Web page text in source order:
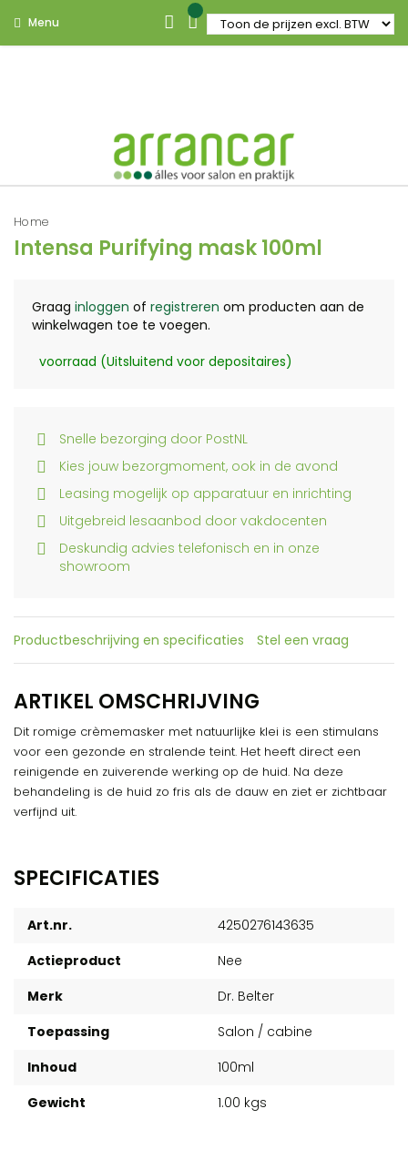
Menu
Home
Intensa Purifying mask 100ml
Graag inloggen of registreren om producten aan de
winkelwagen toe te voegen.
voorraad (Uitsluitend voor depositaires)
Snelle bezorging door PostNL
Kies jouw bezorgmoment, ook in de avond
Leasing mogelijk op apparatuur en inrichting
Uitgebreid lesaanbod door vakdocenten
Deskundig advies telefonisch en in onze
showroom
Productbeschrijving en specificaties Stel een vraag
ARTIKEL OMSCHRIJVING
Dit romige crèmemasker met natuurlijke klei is een stimulans
voor een gezonde en stralende teint. Het heeft direct een
reinigende en zuiverende werking op de huid. Na deze
behandeling is de huid zo fris als de dauw en ziet er zichtbaar
verfijnd uit.
SPECIFICATIES
Art.nr.
4250276143635
Actieproduct
Nee
Merk
Dr. Belter
Toepassing
Salon / cabine
Inhoud
100ml
Gewicht
1.00 kgs